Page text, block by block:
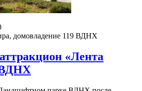
домовладение 119 ВДНХ
«Лента
ВДНХ